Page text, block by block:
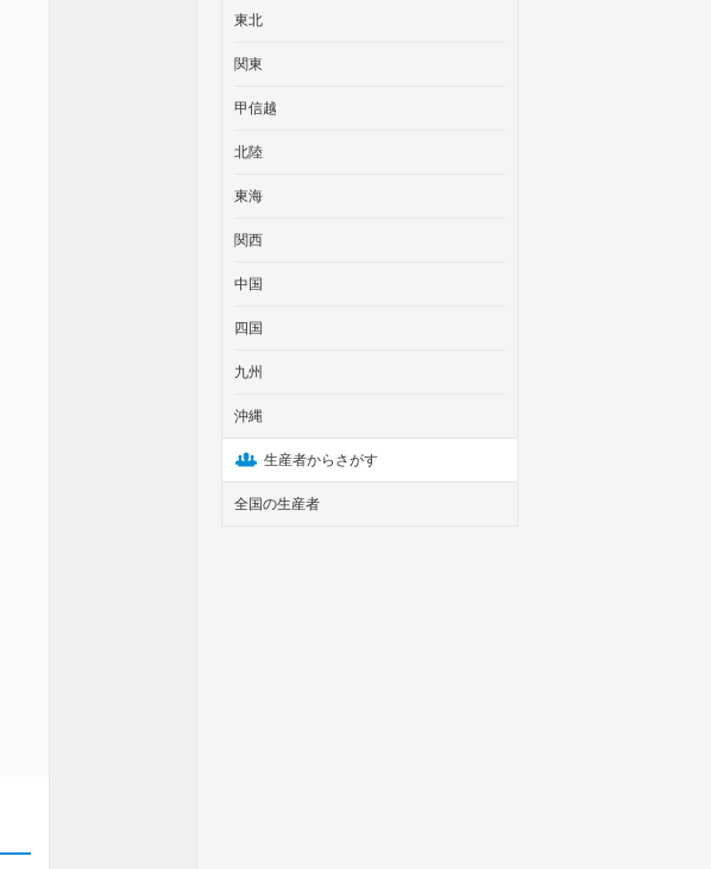
東北
関東
甲信越
北陸
東海
関西
中国
四国
九州
沖縄
生産者からさがす
全国の生産者